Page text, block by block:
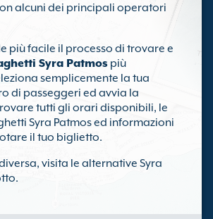
alcuni dei principali operatori
più facile il processo di trovare e
Syra Patmos più
semplicemente la tua
di passeggeri ed avvia la
tutti gli orari disponibili, le
Syra Patmos ed informazioni
il tuo biglietto.
visita le alternative Syra